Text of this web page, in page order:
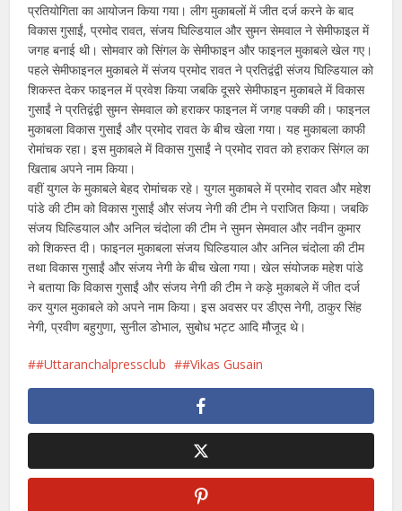
प्रतियोगिता का आयोजन किया गया। लीग मुकाबलों में जीत दर्ज करने के बाद
विकास गुसाईं, प्रमोद रावत, संजय घिल्डियाल और सुमन सेमवाल ने सेमीफाइल में
जगह बनाई थी। सोमवार को सिंगल के सेमीफाइन और फाइनल मुकाबले खेल गए।
पहले सेमीफाइनल मुकाबले में संजय प्रमोद रावत ने प्रतिद्वंद्वी संजय घिल्डियाल को
शिकस्त देकर फाइनल में प्रवेश किया जबकि दूसरे सेमीफाइन मुकाबले में विकास
गुसाईं ने प्रतिद्वंद्वी सुमन सेमवाल को हराकर फाइनल में जगह पक्की की। फाइनल
मुकाबला विकास गुसाईं और प्रमोद रावत के बीच खेला गया। यह मुकाबला काफी
रोमांचक रहा। इस मुकाबले में विकास गुसाईं ने प्रमोद रावत को हराकर सिंगल का
खिताब अपने नाम किया।
वहीं युगल के मुकाबले बेहद रोमांचक रहे। युगल मुकाबले में प्रमोद रावत और महेश
पांडे की टीम को विकास गुसाईं और संजय नेगी की टीम ने पराजित किया। जबकि
संजय घिल्डियाल और अनिल चंदोला की टीम ने सुमन सेमवाल और नवीन कुमार
को शिकस्त दी। फाइनल मुकाबला संजय घिल्डियाल और अनिल चंदोला की टीम
तथा विकास गुसाईं और संजय नेगी के बीच खेला गया। खेल संयोजक महेश पांडे
ने बताया कि विकास गुसाईं और संजय नेगी की टीम ने कड़े मुकाबले में जीत दर्ज
कर युगल मुकाबले को अपने नाम किया। इस अवसर पर डीएस नेगी, ठाकुर सिंह
नेगी, प्रवीण बहुगुणा, सुनील डोभाल, सुबोध भट्ट आदि मौजूद थे।
#Uttaranchalpressclub #Vikas Gusain